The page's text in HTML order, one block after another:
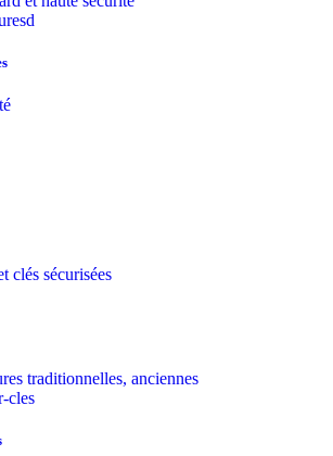
clés sécurisées
traditionnelles, anciennes